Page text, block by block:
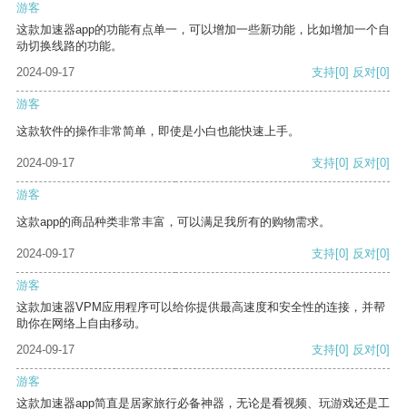
游客
这款加速器app的功能有点单一，可以增加一些新功能，比如增加一个自
动切换线路的功能。
2024-09-17
支持[0] 反对[0]
游客
这款软件的操作非常简单，即使是小白也能快速上手。
2024-09-17 支持[0] 反对[0]
游客
这款app的商品种类非常丰富，可以满足我所有的购物需求。
2024-09-17 支持[0] 反对[0]
游客
这款加速器VPM应用程序可以给你提供最高速度和安全性的连接，并帮
助你在网络上自由移动。
2024-09-17
支持[0] 反对[0]
游客
这款加速器app简直是居家旅行必备神器，无论是看视频、玩游戏还是工